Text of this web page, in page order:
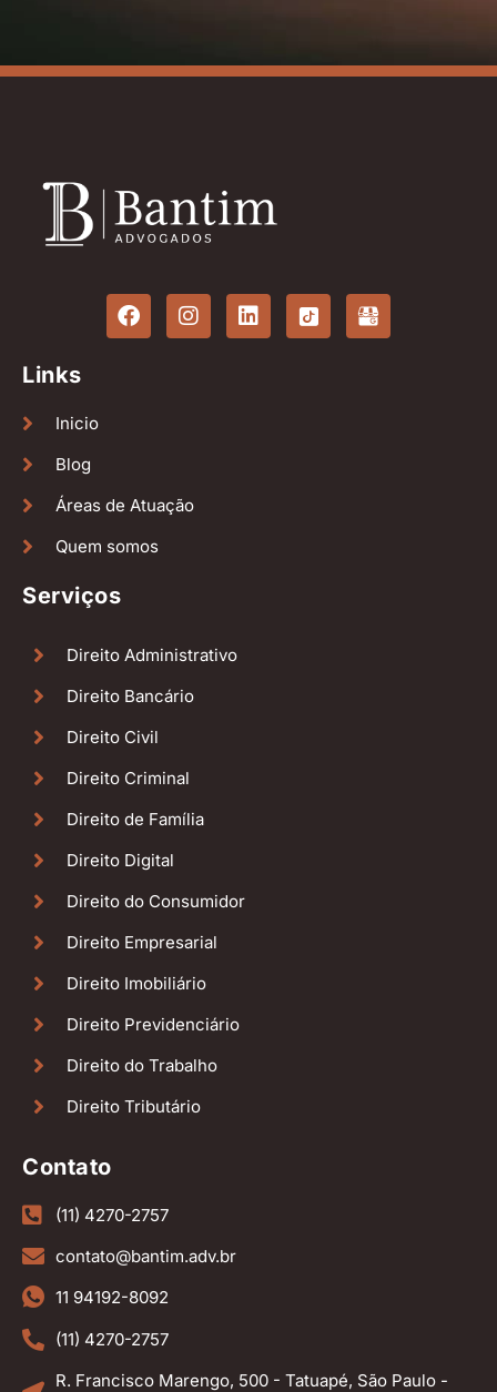
Links
Inicio
Blog
Áreas de Atuação
Quem somos
Serviços
Direito Administrativo
Direito Bancário
Direito Civil
Direito Criminal
Direito de Família
Direito Digital
Direito do Consumidor
Direito Empresarial
Direito Imobiliário
Direito Previdenciário
Direito do Trabalho
Direito Tributário
Contato
(11) 4270-2757
contato@bantim.adv.br
11 94192-8092
(11) 4270-2757
R. Francisco Marengo, 500 - Tatuapé, São Paulo -